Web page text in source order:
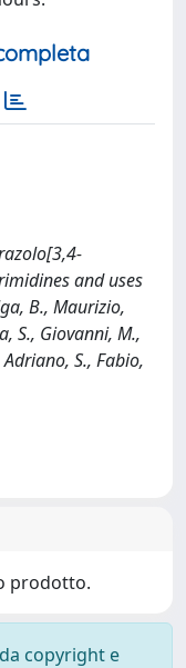
and uses
B., Maurizio,
S., Giovanni, M.,
S., Fabio,
prodotto.
copyright e